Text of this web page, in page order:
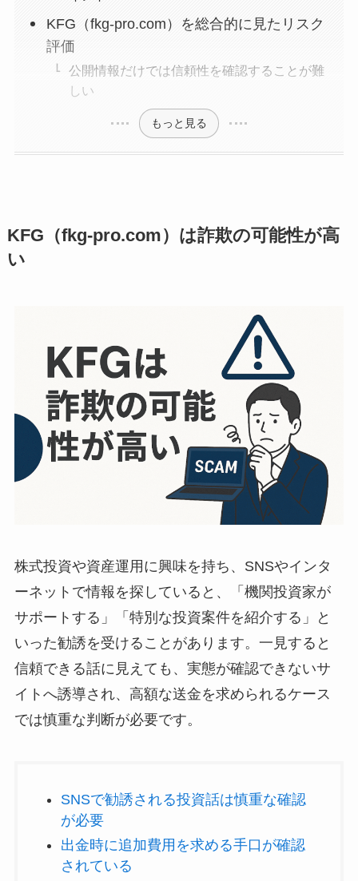
KFG（fkg-pro.com）を総合的に見たリスク
評価
公開情報だけでは信頼性を確認することが難
しい
もっと見る
KFG（fkg-pro.com）は詐欺の可能性が高
い
株式投資や資産運用に興味を持ち、SNSやインタ
ーネットで情報を探していると、「機関投資家が
サポートする」「特別な投資案件を紹介する」と
いった勧誘を受けることがあります。一見すると
信頼できる話に見えても、実態が確認できないサ
イトへ誘導され、高額な送金を求められるケース
では慎重な判断が必要です。
SNSで勧誘される投資話は慎重な確認
が必要
出金時に追加費用を求める手口が確認
されている